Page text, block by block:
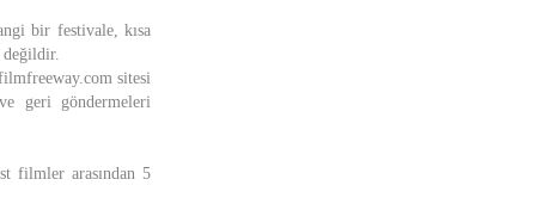
bir festivale, kısa
değildir.
sitesi
geri göndermeleri
filmler arasından 5